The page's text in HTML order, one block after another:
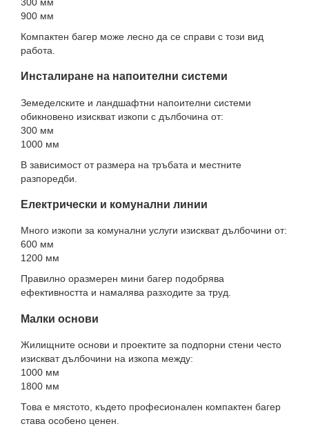
900 мм
Компактен багер може лесно да се справи с този вид
работа.
Инсталиране на напоителни системи
Земеделските и ландшафтни напоителни системи
обикновено изискват изкопи с дълбочина от:
300 мм
1000 мм
В зависимост от размера на тръбата и местните
разпоредби.
Електрически и комунални линии
Много изкопи за комунални услуги изискват дълбочини от:
600 мм
1200 мм
Правилно оразмерен мини багер подобрява
ефективността и намалява разходите за труд.
Малки основи
Жилищните основи и проектите за подпорни стени често
изискват дълбочини на изкопа между:
1000 мм
1800 мм
Това е мястото, където професионален компактен багер
става особено ценен.